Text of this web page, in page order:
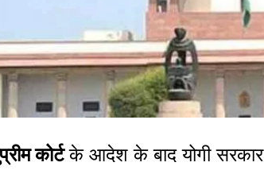
कोर्ट के आदेश के बाद योगी सरकार